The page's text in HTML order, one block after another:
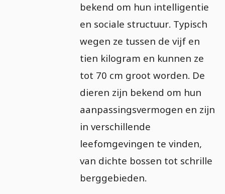
bekend om hun intelligentie
en sociale structuur. Typisch
wegen ze tussen de vijf en
tien kilogram en kunnen ze
tot 70 cm groot worden. De
dieren zijn bekend om hun
aanpassingsvermogen en zijn
in verschillende
leefomgevingen te vinden,
van dichte bossen tot schrille
berggebieden.